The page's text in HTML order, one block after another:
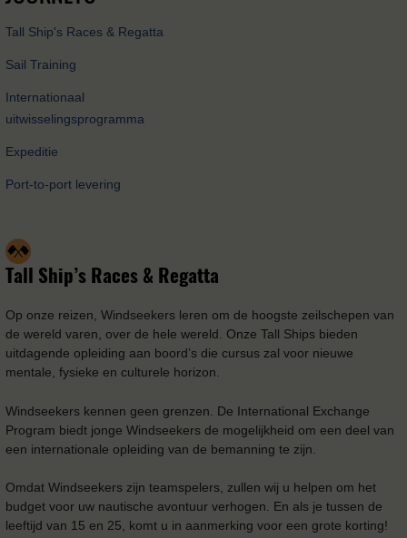
Tall Ship's Races & Regatta
Sail Training
Internationaal
uitwisselingsprogramma
Expeditie
Port-to-port levering
Tall Ship’s Races & Regatta
Op onze reizen, Windseekers leren om de hoogste zeilschepen van
de wereld varen, over de hele wereld. Onze Tall Ships bieden
uitdagende opleiding aan boord’s die cursus zal voor nieuwe
mentale, fysieke en culturele horizon.
Windseekers kennen geen grenzen. De International Exchange
Program biedt jonge Windseekers de mogelijkheid om een ​​deel van
een internationale opleiding van de bemanning te zijn.
Omdat Windseekers zijn teamspelers, zullen wij u helpen om het
budget voor uw nautische avontuur verhogen. En als je tussen de
leeftijd van 15 en 25, komt u in aanmerking voor een grote korting!